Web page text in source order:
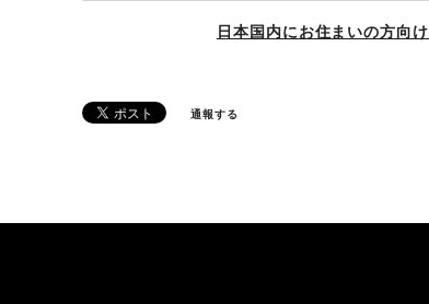
日本国内にお住まいの方向け
通報する